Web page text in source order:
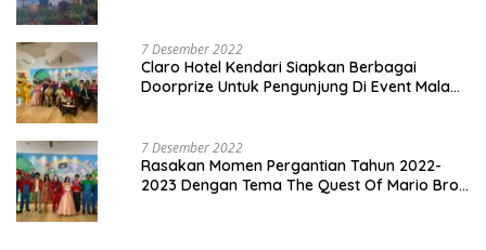
7 Desember 2022
Claro Hotel Kendari Siapkan Berbagai
Doorprize Untuk Pengunjung Di Event Malam
7 Desember 2022
Rasakan Momen Pergantian Tahun 2022-
2023 Dengan Tema The Quest Of Mario Bros